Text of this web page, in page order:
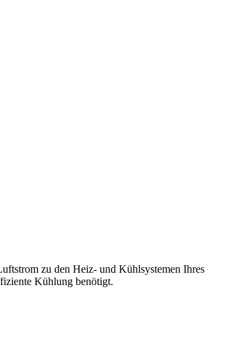
zu den Heiz- und Kühlsystemen Ihres
Kühlung benötigt.